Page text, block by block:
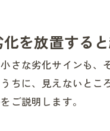
を放置する
さな劣化サインも、
ちに、見えないと
ご説明します。